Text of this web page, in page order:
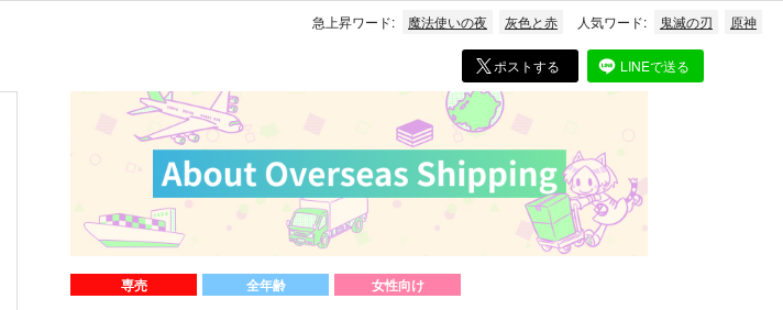
急上昇ワード: 魔法使いの夜 灰色と赤 人気ワード: 鬼滅の刃 原神
ポストする LINEで送る
専売 全年齢 女性向け